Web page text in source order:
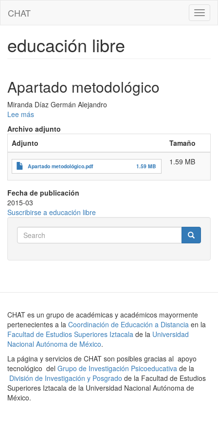
contenido
CHAT
educación libre
Apartado metodológico
Miranda Díaz Germán Alejandro
Lee más
Apartado
metodológico
Archivo adjunto
Adjunto
Tamaño
Apartado metodológico.pdf 1.59 MB 1.59 MB
Fecha de publicación
2015-03
Suscribirse a educación libre
Search
Search Search
CHAT es un grupo de académicas y académicos mayormente
pertenecientes a la Coordinación de Educación a Distancia en la
Facultad de Estudios Superiores Iztacala de la Universidad
Nacional Autónoma de México.
La página y servicios de CHAT son posibles gracias al apoyo
tecnológico del Grupo de Investigación Psicoeducativa de la
División de Investigación y Posgrado de la Facultad de Estudios
Superiores Iztacala de la Universidad Nacional Autónoma de
México.